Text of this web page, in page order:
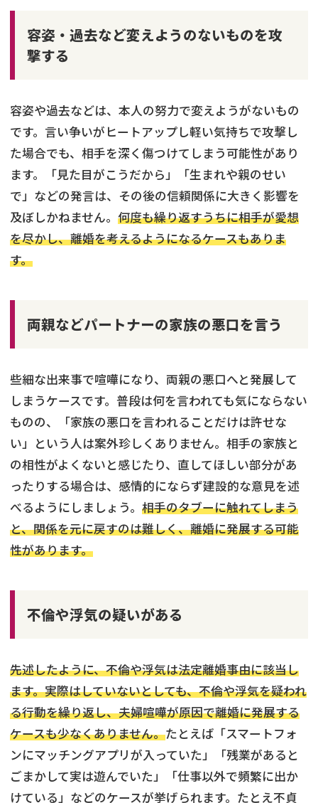
容姿・過去など変えようのないものを攻
撃する
容姿や過去などは、本人の努力で変えようがないもの
です。言い争いがヒートアップし軽い気持ちで攻撃し
た場合でも、相手を深く傷つけてしまう可能性があり
ます。「見た目がこうだから」「生まれや親のせい
で」などの発言は、その後の信頼関係に大きく影響を
及ぼしかねません。 何度も繰り返すうちに相手が愛想
を尽かし、離婚を考えるようになるケースもありま
す。
両親などパートナーの家族の悪口を言う
些細な出来事で喧嘩になり、両親の悪口へと発展して
しまうケースです。普段は何を言われても気にならない
ものの、「家族の悪口を言われることだけは許せな
い」という人は案外珍しくありません。相手の家族と
の相性がよくないと感じたり、直してほしい部分があ
ったりする場合は、感情的にならず建設的な意見を述
べるようにしましょう。 相手のタブーに触れてしまう
と、関係を元に戻すのは難しく、離婚に発展する可能
性があります。
不倫や浮気の疑いがある
先述したように、不倫や浮気は法定離婚事由に該当し
ます。実際はしていないとしても、不倫や浮気を疑われ
る行動を繰り返し、夫婦喧嘩が原因で離婚に発展する
ケースも少なくありません。たとえば「スマートフォ
ンにマッチングアプリが入っていた」「残業があると
ごまかして実は遊んでいた」「仕事以外で頻繁に出か
けている」などのケースが挙げられます。たとえ不貞